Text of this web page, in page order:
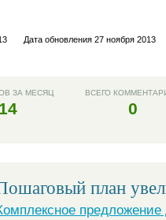
Дата обновления 27 ноября 2013
ЗА МЕСЯЦ ВСЕГО
0
план
предложение